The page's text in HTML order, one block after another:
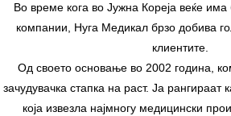
Во време кога во Јужна Кореја веќе има
компании, Нуга Медикал брзо добива
клиентите.
Од своето основање во 2002 година,
зачудувачка стапка на раст. Ја рангираат
која извезла најмногу медицински